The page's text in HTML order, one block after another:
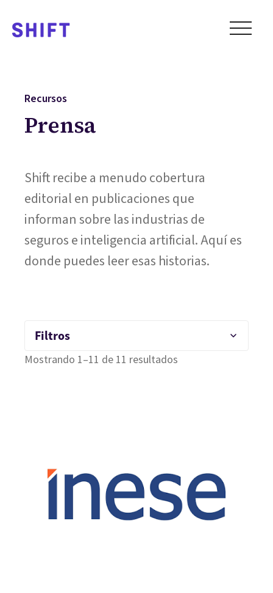
Recursos
Prensa
Shift recibe a menudo cobertura
editorial en publicaciones que
informan sobre las industrias de
seguros e inteligencia artificial. Aquí es
donde puedes leer esas historias.
Filtros
Mostrando 1–11 de 11 resultados